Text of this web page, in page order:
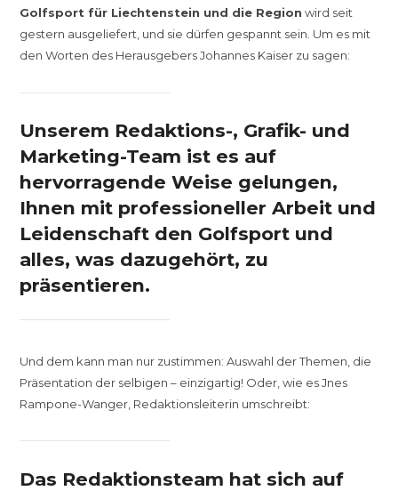
Golfsport für Liechtenstein und die Region wird seit
gestern ausgeliefert, und sie dürfen gespannt sein. Um es mit
den Worten des Herausgebers Johannes Kaiser zu sagen:
Unserem Redaktions-, Grafik- und
Marketing-Team ist es auf
hervorragende Weise gelungen,
Ihnen mit professioneller Arbeit und
Leidenschaft den Golfsport und
alles, was dazugehört, zu
präsentieren.
Und dem kann man nur zustimmen: Auswahl der Themen, die
Präsentation der selbigen – einzigartig! Oder, wie es Jnes
Rampone-Wanger, Redaktionsleiterin umschreibt:
Das Redaktionsteam hat sich auf